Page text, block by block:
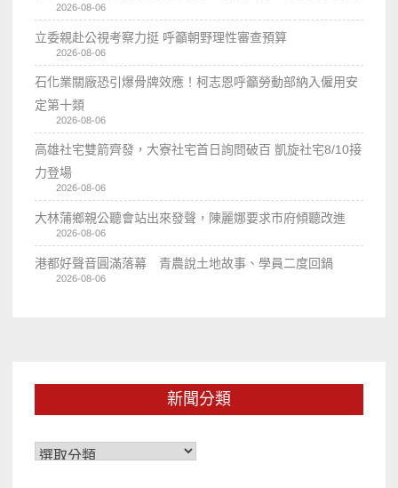
2026-08-06
立委親赴公視考察力挺 呼籲朝野理性審查預算
2026-08-06
石化業關廠恐引爆骨牌效應！柯志恩呼籲勞動部納入僱用安
定第十類
2026-08-06
高雄社宅雙箭齊發，大寮社宅首日詢問破百 凱旋社宅8/10接
力登場
2026-08-06
大林蒲鄉親公聽會站出來發聲，陳麗娜要求市府傾聽改進
2026-08-06
港都好聲音圓滿落幕 青農說土地故事、學員二度回鍋
2026-08-06
新聞分類
新